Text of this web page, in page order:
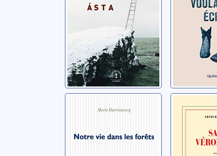
monde?
Stefánsson
les forêts
Darrieussecq, Marie
Sans
Dreyfus,